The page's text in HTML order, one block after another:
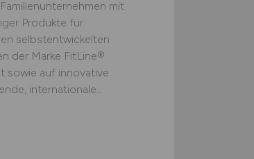
mit
Produkte für
selbstentwickelten
der Marke FitLine®
sowie auf innovative
internationale...